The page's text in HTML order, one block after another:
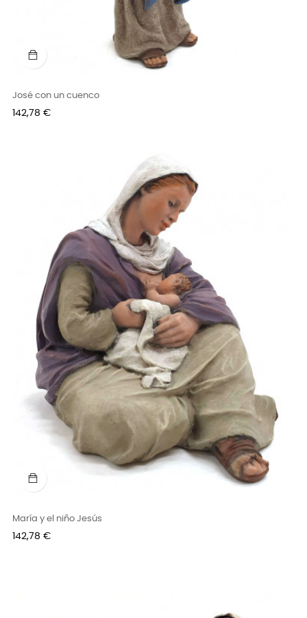
José con un cuenco
Precio
142,78 €
María y el niño Jesús
Precio
142,78 €